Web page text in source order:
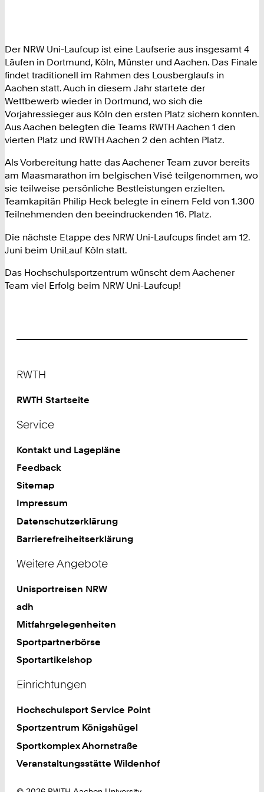
Der NRW Uni-Laufcup ist eine Laufserie aus insgesamt 4
Läufen in Dortmund, Köln, Münster und Aachen. Das Finale
findet traditionell im Rahmen des Lousberglaufs in
Aachen statt. Auch in diesem Jahr startete der
Wettbewerb wieder in Dortmund, wo sich die
Vorjahressieger aus Köln den ersten Platz sichern konnten.
Aus Aachen belegten die Teams RWTH Aachen 1 den
vierten Platz und RWTH Aachen 2 den achten Platz.
Als Vorbereitung hatte das Aachener Team zuvor bereits
am Maasmarathon im belgischen Visé teilgenommen, wo
sie teilweise persönliche Bestleistungen erzielten.
Teamkapitän Philip Heck belegte in einem Feld von 1.300
Teilnehmenden den beeindruckenden 16. Platz.
Die nächste Etappe des NRW Uni-Laufcups findet am 12.
Juni beim UniLauf Köln statt.
Das Hochschulsportzentrum wünscht dem Aachener
Team viel Erfolg beim NRW Uni-Laufcup!
RWTH
RWTH Startseite
Service
Kontakt und Lagepläne
Feedback
Sitemap
Impressum
Datenschutzerklärung
Barrierefreiheitserklärung
Weitere Angebote
Unisportreisen NRW
adh
Mitfahrgelegenheiten
Sportpartnerbörse
Sportartikelshop
Einrichtungen
Hochschulsport Service Point
Sportzentrum Königshügel
Sportkomplex Ahornstraße
Veranstaltungsstätte Wildenhof